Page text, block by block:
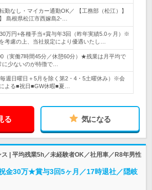
勤なし・マイカー通勤OK／ 【工務部（松江）】
島根県松江市西嫁島2-…
万円+各種手当+賞与年3回（昨年実績5.0ヶ月）※
考慮の上、当社規定により優遇いたし…
（実働7時間45分／休憩60分）★残業は月平均で
に少ないのが特徴で…
週日曜日＋5月を除く第2・4・5土曜休み）※会
よる■祝日■GW休暇■夏…
る 気になる
| 平均残業5h／未経験者OK／社用車／R8年男性
金30万★賞与3回5ヶ月／17時退社／隠岐